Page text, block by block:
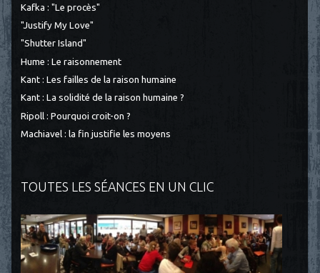
Kafka : "Le procès"
"Justify My Love"
"Shutter Island"
Hume : Le raisonnement
Kant : Les failles de la raison humaine
Kant : La solidité de la raison humaine ?
Ripoll : Pourquoi croit-on ?
Machiavel : la fin justifie les moyens
TOUTES LES SÉANCES EN UN CLIC